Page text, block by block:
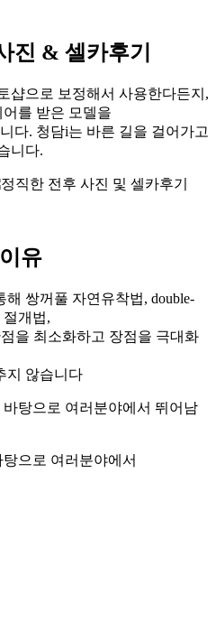
진 & 셀카후기
샵으로 보정해서 사용한다든지,
를 받은 모델을
다. 청담i는 바른 길을 걸어가고
니다.
유
쌍꺼풀 자연유착법, double-
개법,
을 최소화하고 장점을 극대화
지 않습니다
으로 여러분야에서